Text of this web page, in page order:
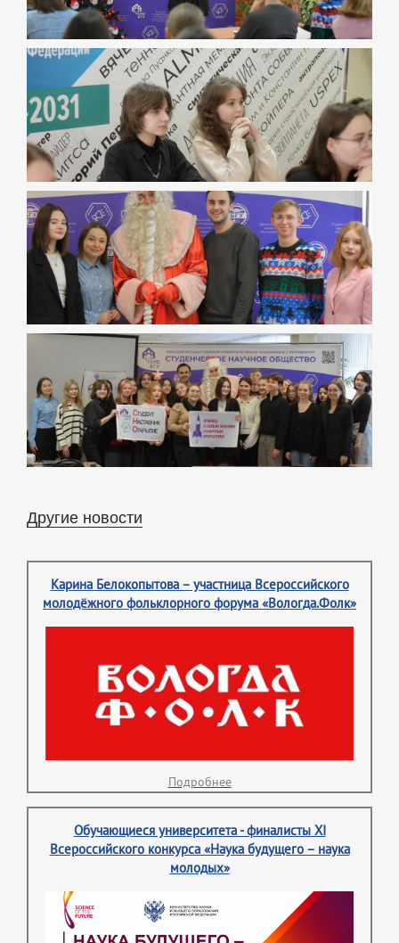
Другие новости
Карина Белокопытова – участница Всероссийского
молодёжного фольклорного форума «Вологда.Фолк»
Подробнее
Обучающиеся университета - финалисты XI
Всероссийского конкурса «Наука будущего – наука
молодых»